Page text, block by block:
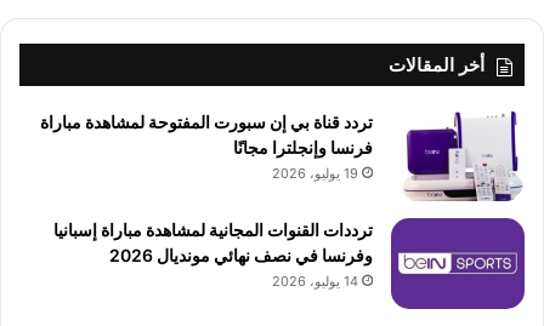
أخر المقالات
تردد قناة بي إن سبورت المفتوحة لمشاهدة مباراة
فرنسا وإنجلترا مجانًا
19 يوليو، 2026
ترددات القنوات المجانية لمشاهدة مباراة إسبانيا
وفرنسا في نصف نهائي مونديال 2026
14 يوليو، 2026